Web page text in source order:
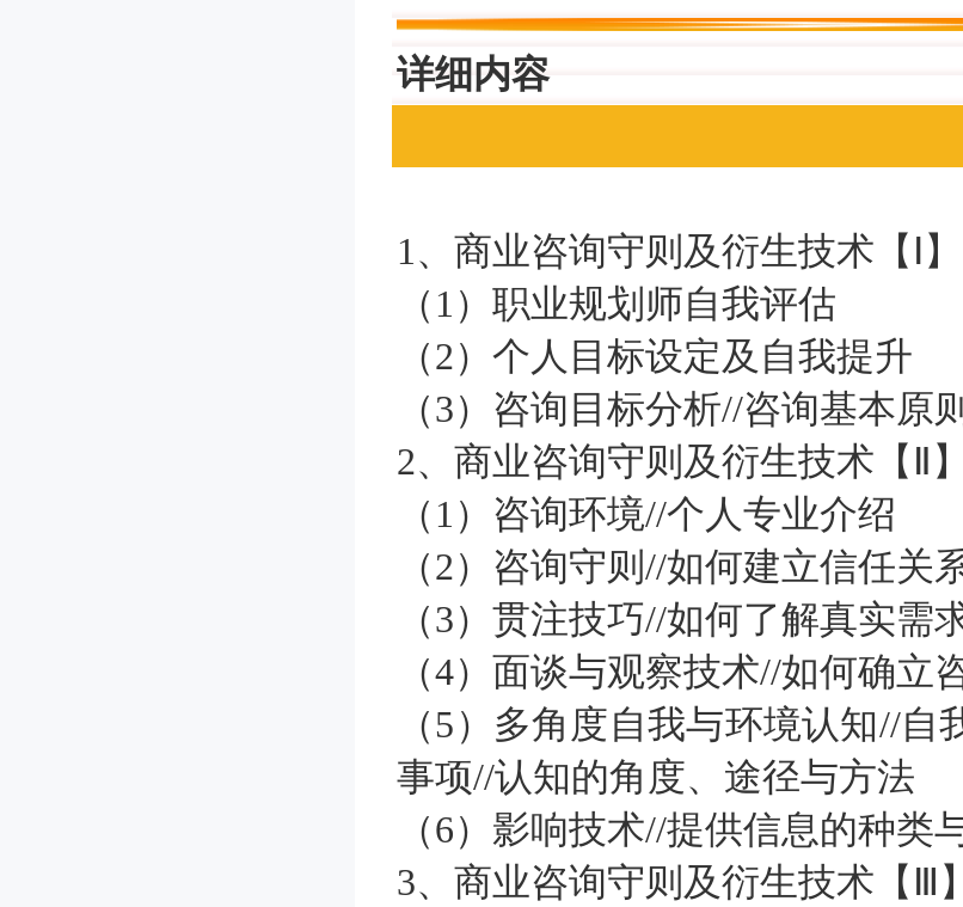
详细内容
1、商业咨询守则及衍生技术【Ⅰ】
（1）职业规划师自我评估
（2）个人目标设定及自我提升
（3）咨询目标分析//咨询基本原则
2、商业咨询守则及衍生技术【Ⅱ】
（1）咨询环境//个人专业介绍
（2）咨询守则//如何建立信任关
（3）贯注技巧//如何了解真实需
（4）面谈与观察技术//如何确立
（5）多角度自我与环境认知//自
事项//认知的角度、途径与方法
（6）影响技术//提供信息的种类
3、商业咨询守则及衍生技术【Ⅲ】